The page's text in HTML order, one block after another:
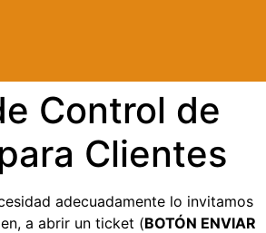
Control de
Clientes
adecuadamente lo invitamos
a abrir un ticket (BOTÓN ENVIAR